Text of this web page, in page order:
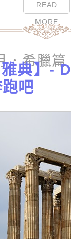
READ
MORE
．希臘篇
典】-
吧